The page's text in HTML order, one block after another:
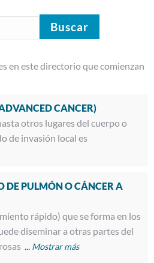
en este directorio que comienzan
CANCER)
otros lugares del cuerpo o
de invasión local es
DE PULMÓN O CÁNCER A
rápido) que se forma en los
diseminar a otras partes del